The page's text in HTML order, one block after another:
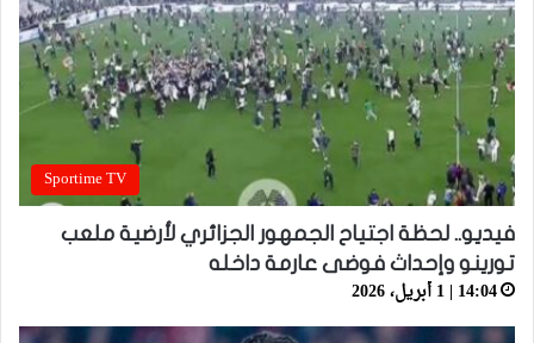
Sportime TV
فيديو.. لحظة اجتياح الجمهور الجزائري لأرضية ملعب
تورينو وإحداث فوضى عارمة داخله
14:04 | 1 أبريل، 2026